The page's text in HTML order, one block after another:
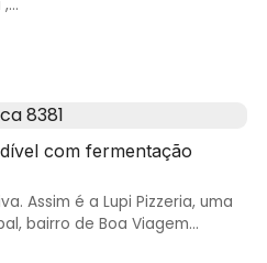
com fermentação
Assim é a Lupi Pizzeria, uma
bairro de Boa Viagem…